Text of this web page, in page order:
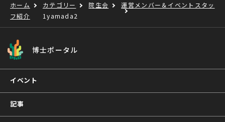
ホーム カテゴリー 院生会
運営メンバー＆イベントスタッ
フ紹介
1yamada2
博士ポータル
イベント
記事